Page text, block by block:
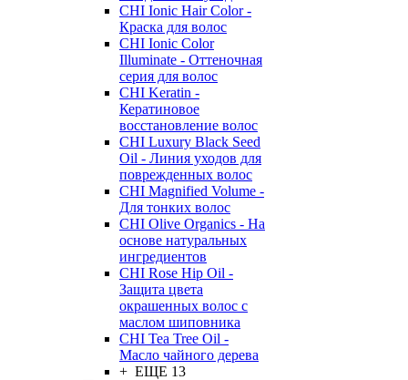
CHI Ionic Hair Color -
Краска для волос
CHI Ionic Color
Illuminate - Оттеночная
серия для волос
CHI Keratin -
Кератиновое
восстановление волос
CHI Luxury Black Seed
Oil - Линия уходов для
поврежденных волос
CHI Magnified Volume -
Для тонких волос
CHI Olive Organics - На
основе натуральных
ингредиентов
CHI Rose Hip Oil -
Защита цвета
окрашенных волос с
маслом шиповника
CHI Tea Tree Oil -
Масло чайного дерева
+ ЕЩЕ 13